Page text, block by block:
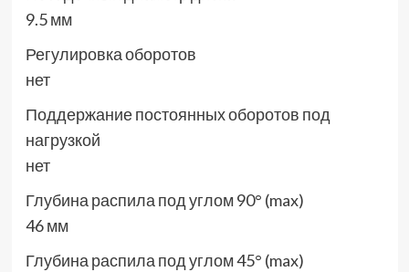
9.5 мм
Регулировка оборотов
нет
Поддержание постоянных оборотов под
нагрузкой
нет
Глубина распила под углом 90° (max)
46 мм
Глубина распила под углом 45° (max)